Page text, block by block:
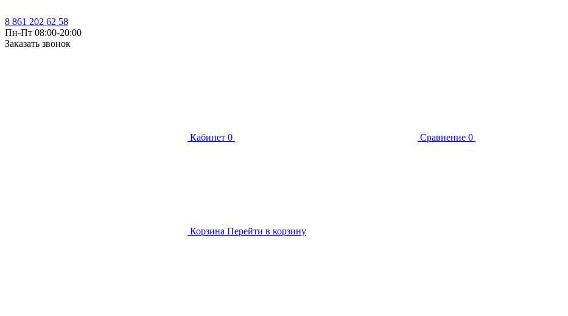
8 861 202 62 58
Пн-Пт 08:00-20:00
Заказать звонок
Кабинет 0 Сравнение 0
Корзина Перейти в корзину